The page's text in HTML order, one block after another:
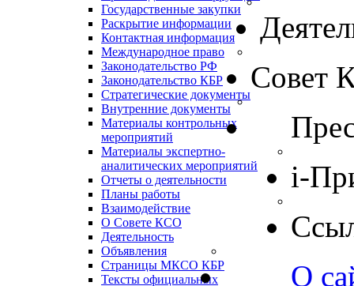
Государственные закупки
Раскрытие информации
Контактная информация
Международное право
Законодательство РФ
Законодательство КБР
Стратегические документы
Внутренние документы
Материалы контрольных
мероприятий
Материалы экспертно-
аналитических мероприятий
Отчеты о деятельности
Планы работы
Взаимодействие
Совет
О Совете КСО
Деятельность
Объявления
Страницы МКСО КБР
Тексты официальных
i-
О